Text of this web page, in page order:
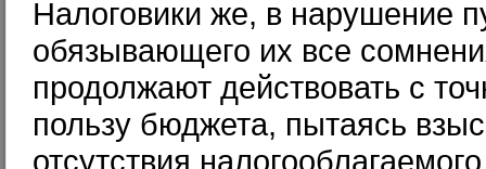
Налоговики же, в нарушение
обязывающего их все
продолжают действовать с
пользу бюджета, пытаясь
отсутствия